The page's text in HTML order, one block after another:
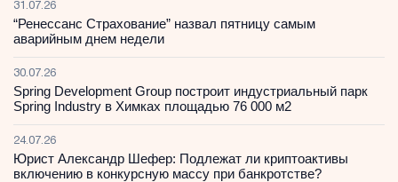
31.07.26
“Ренессанс Страхование” назвал пятницу самым
аварийным днем недели
30.07.26
Spring Development Group построит индустриальный парк
Spring Industry в Химках площадью 76 000 м2
24.07.26
Юрист Александр Шефер: Подлежат ли криптоактивы
включению в конкурсную массу при банкротстве?